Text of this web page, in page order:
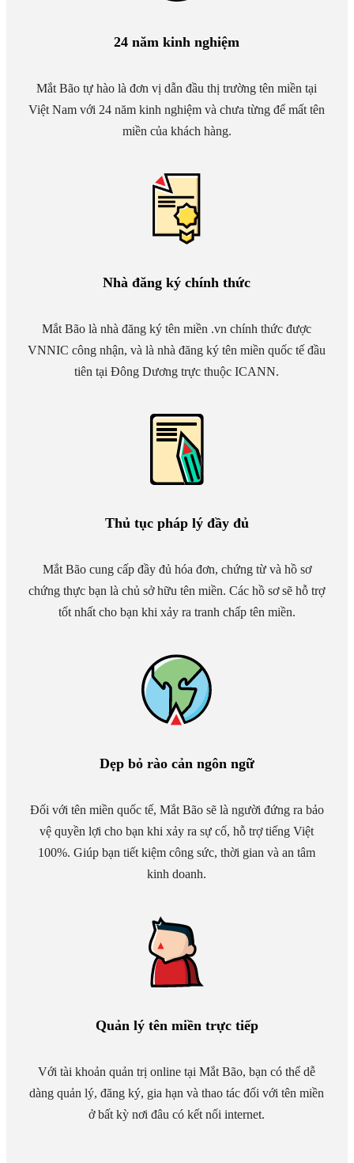
24 năm kinh nghiệm
Mắt Bão tự hào là đơn vị dẫn đầu thị trường tên miền tại
Việt Nam với 24 năm kinh nghiệm và chưa từng để mất tên
miền của khách hàng.
Nhà đăng ký chính thức
Mắt Bão là nhà đăng ký tên miền .vn chính thức được
VNNIC công nhận, và là nhà đăng ký tên miền quốc tế đầu
tiên tại Đông Dương trực thuộc ICANN.
Thủ tục pháp lý đầy đủ
Mắt Bão cung cấp đầy đủ hóa đơn, chứng từ và hồ sơ
chứng thực bạn là chủ sở hữu tên miền. Các hồ sơ sẽ hỗ trợ
tốt nhất cho bạn khi xảy ra tranh chấp tên miền.
Dẹp bỏ rào cản ngôn ngữ
Đối với tên miền quốc tế, Mắt Bão sẽ là người đứng ra bảo
vệ quyền lợi cho bạn khi xảy ra sự cố, hỗ trợ tiếng Việt
100%. Giúp bạn tiết kiệm công sức, thời gian và an tâm
kinh doanh.
Quản lý tên miền trực tiếp
Với tài khoản quản trị online tại Mắt Bão, bạn có thể dễ
dàng quản lý, đăng ký, gia hạn và thao tác đối với tên miền
ở bất kỳ nơi đâu có kết nối internet.